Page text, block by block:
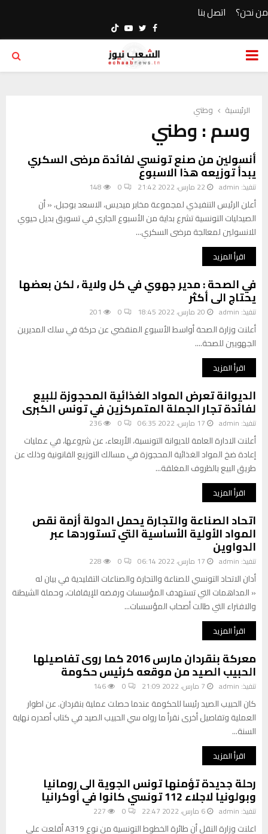
من نحن؟ اتصل بنا
Facebook
Twitter
Youtube
PRIMARY
الرئيسية وطني
وسم : وطني
أنسولين من صنع تونسي لفائدة مرضى السكري
يبدأ توزيعه هذا الاسبوع
تنفيذ: admin 22 مارس، 2022 21:42 0
148
أعلن الرئيس التنفيذي لمجموعة مخابر ميديس، الاسعد بوجبل، « أن
الصيدليات التونسية تشرع بداية من الأسبوع الجاري في تسويق بديل حيوي
للانسولين لمعالجة مرضى السكري...
اقرأ المزيد
في الصحة : مدير جهوي في كل ولاية ، لكن بعضها
يحتاج الى أكثر
تنفيذ: admin 20 مارس، 2022 18:45 0
201
أعلنت وزارة الصحة أواسط الأسبوع المنقضي عن حركة في سلك المديرين
الجهويين للصحة....
اقرأ المزيد
الديوانة تعرض المواد الغذائية المحجوزة للبيع
لفائدة تجار الجملة المتمركزين في تونس الكبرى
تنفيذ: admin 17 مارس، 2022 06:35 0
236
أعلنت الادارة العامة للديوانة التونسية، الأربعاء، عن شروعها، في عمليات
إعادة ضخ المواد الغذائية المحجوزة في مسالك التوزيع القانونية وذلك عن
طريق البيع بالظروف المغلقة...
اقرأ المزيد
اتحاد الصناعة والتجارة يحمل الدولة أزمة نقص
المواد الأولية الأساسية التي تستوردها عبر
الدواوين
تنفيذ: admin 17 مارس، 2022 06:14 0
228
أدان الاتحاد التونسي للصناعة والتجارة والصناعات التقليدية في بيان له
« المداهمات التي تستهدف المؤسسات ورفضه للإيقافات، وحملة الشيطنة
والافتراء التي طالت أصحاب المؤسسات...
اقرأ المزيد
معركة بنقردان مارس 2016 كما روى تفاصيلها
الحبيب الصيد من موقعه كرئيس حكومة
تنفيذ: admin 7 مارس، 2022 21:09 0
146
كان الحبيب الصيد رئيسا للحكومة عندما حصلت عملية بنقردان. عن اطوار
العملية وتفاصيل أخرى نقرأ ما رواه سي الحبيب الصيد في كتاب أصدره نهاية
السنة...
اقرأ المزيد
رحلة جديدة تؤمنها تونس الجوية الى رومانيا
وبولونيا لاجلاء 112 تونسي كانوا في أوكرانيا
تنفيذ: admin 6 مارس، 2022 22:47 0
227
اعلنت وزارة النقل أن طائرة الخطوط التونسية من نوع A319 أقلعت على